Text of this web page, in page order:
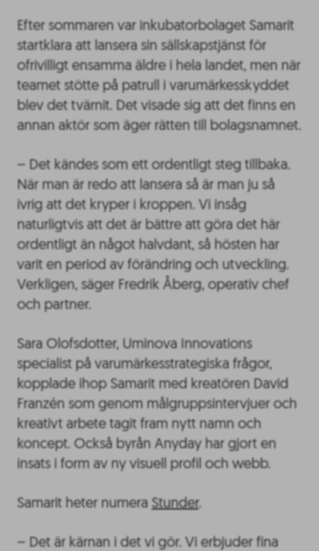
Efter sommaren var inkubatorbolaget Samarit
startklara att lansera sin sällskapstjänst för
ofrivilligt ensamma äldre i hela landet, men när
teamet stötte på patrull i varumärkesskyddet
blev det tvärnit. Det visade sig att det finns en
annan aktör som äger rätten till bolagsnamnet.
– Det kändes som ett ordentligt steg tillbaka.
När man är redo att lansera så är man ju så
ivrig att det kryper i kroppen. Vi insåg
naturligtvis att det är bättre att göra det här
ordentligt än något halvdant, så hösten har
varit en period av förändring och utveckling.
Verkligen, säger Fredrik Åberg, operativ chef
och partner.
Sara Olofsdotter, Uminova Innovations
specialist på varumärkesstrategiska frågor,
kopplade ihop Samarit med kreatören David
Franzén som genom målgruppsintervjuer och
kreativt arbete tagit fram nytt namn och
koncept. Också byrån Anyday har gjort en
insats i form av ny visuell profil och webb.
Samarit heter numera Stunder.
– Det är kärnan i det vi gör. Vi erbjuder fina